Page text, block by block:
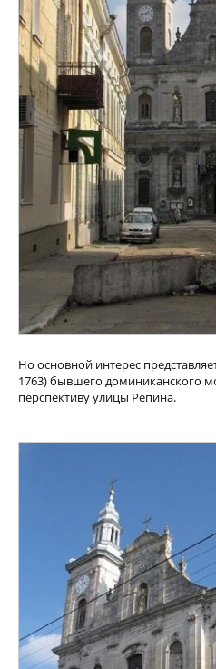
Но основной интерес
1763) бывшего доминиканского
перспективу улицы Репина.